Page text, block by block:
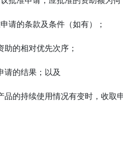
请的条款及条件（如有）；
助的相对优先次序；
请的结果；以及
品的持续使用情况有变时，收取